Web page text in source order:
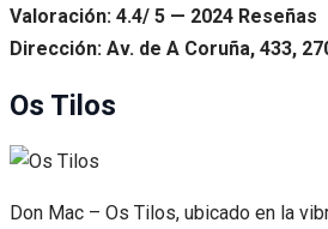
Valoración: 4.4/ 5 — 2024 Reseñas
Dirección: Av. de A Coruña, 433,
Os Tilos
Don Mac – Os Tilos, ubicado en la